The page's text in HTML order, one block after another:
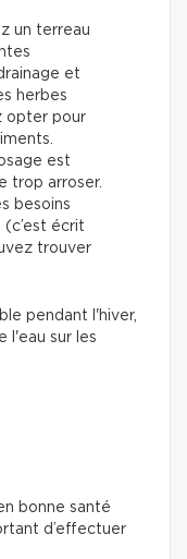
un terreau
et
herbes
opter pour
est
trop arroser.
besoins
écrit
trouver
pendant l'hiver,
l'eau sur les
bonne santé
d’effectuer